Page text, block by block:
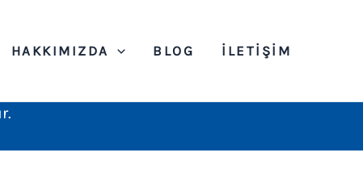
HAKKIMIZDA BLOG İLETIŞIM